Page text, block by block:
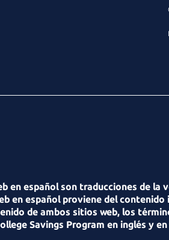
en español son traducciones de la
en español proviene del contenido
de ambos sitios web, los
Savings Program en inglés y